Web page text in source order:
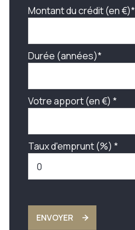
Montant du crédit (en €)*
Durée (années)*
Votre apport (en €) *
Taux d'emprunt (%) *
ENVOYER